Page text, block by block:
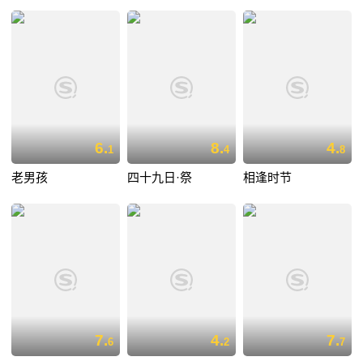
6.1
老男孩
8.4
四十九日·祭
4.8
相逢时节
7.6 4.2 7.7